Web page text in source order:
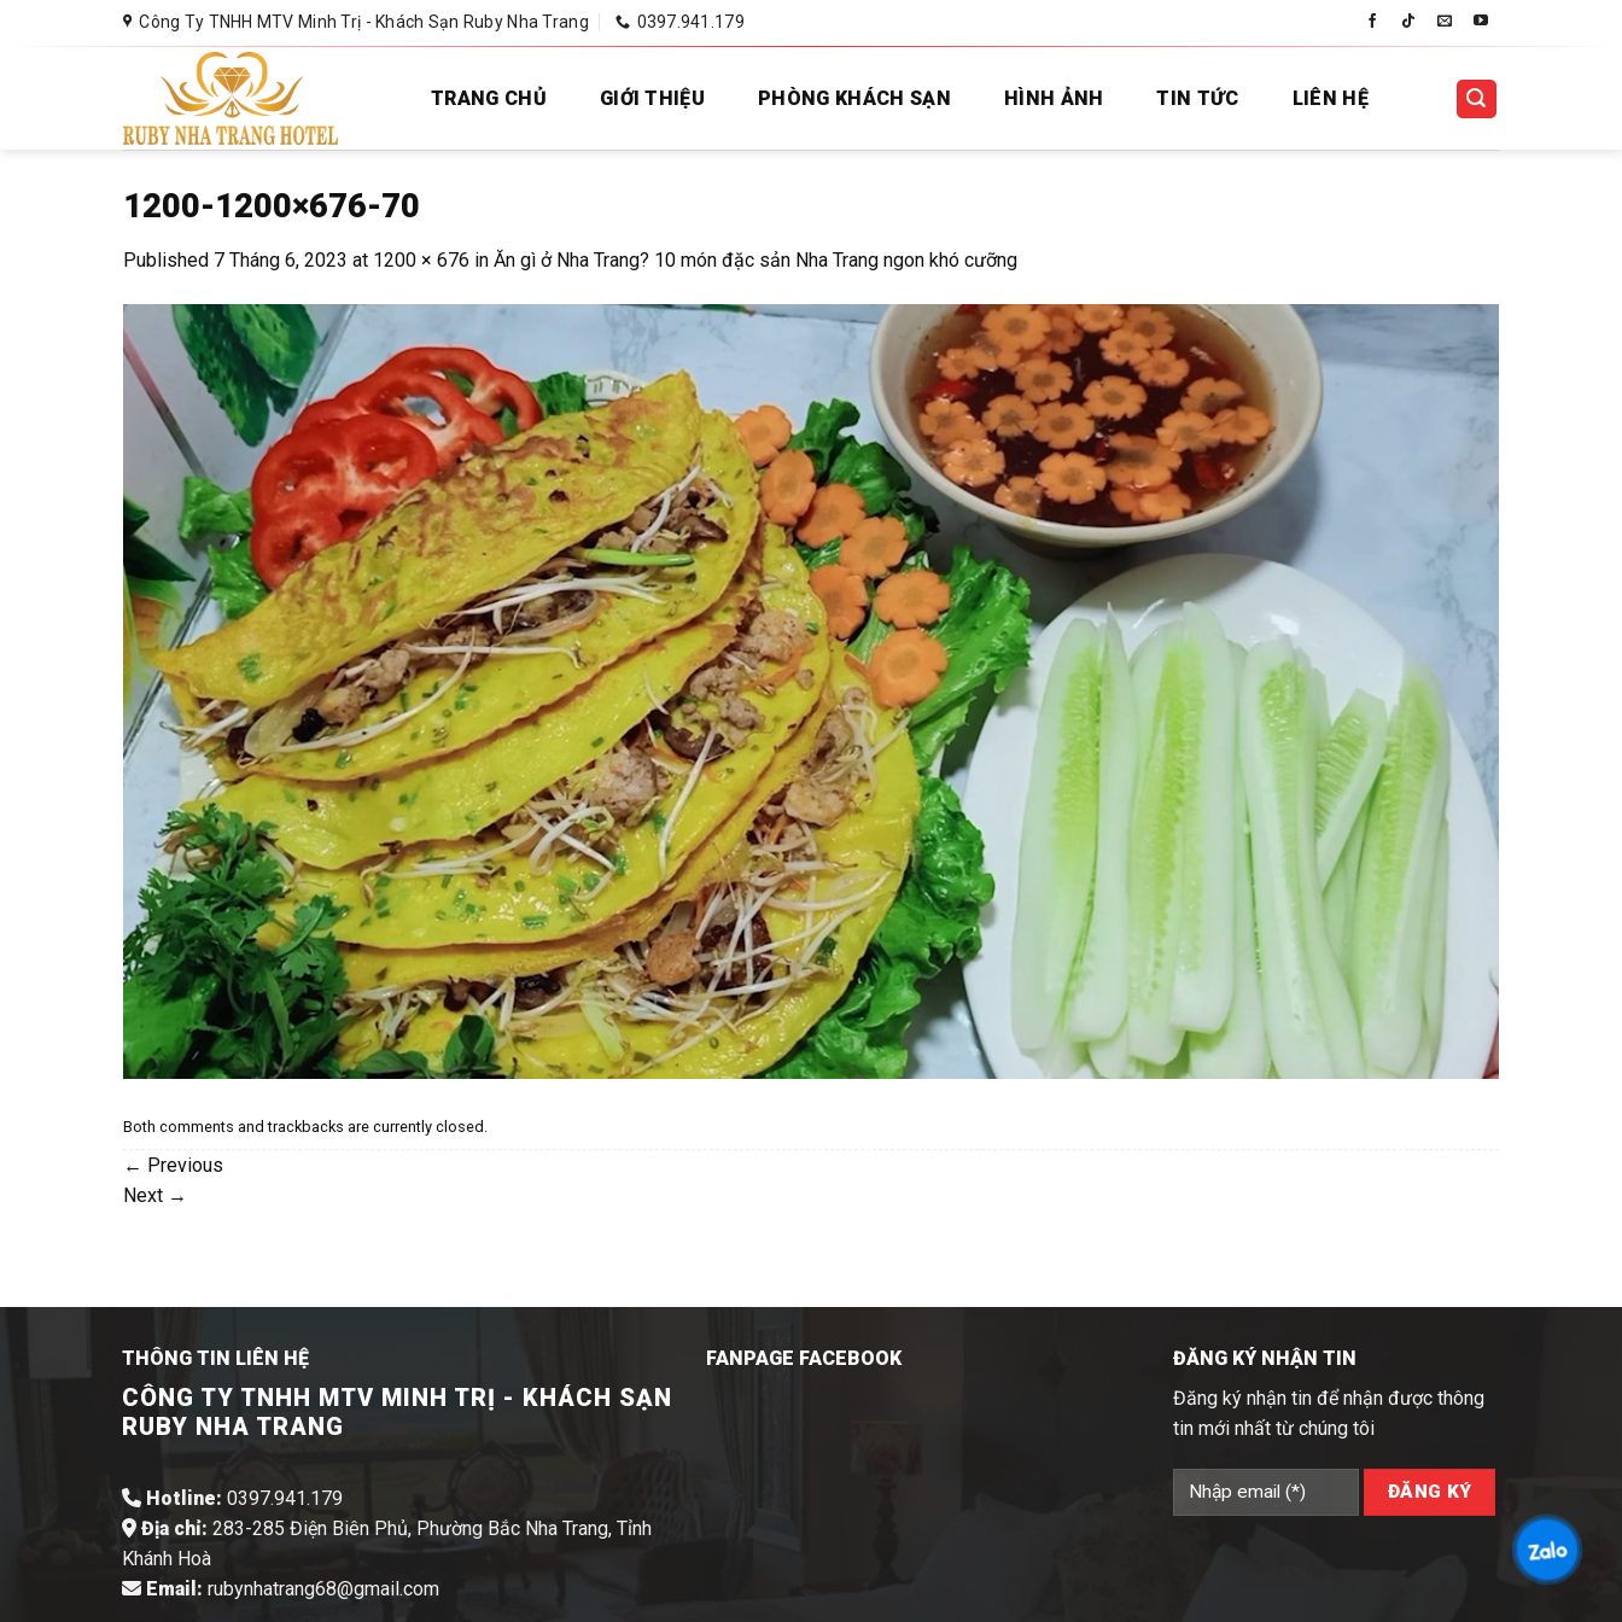
Công Ty TNHH MTV Minh Trị - Khách Sạn Ruby Nha Trang 0397.941.179
TRANG CHỦ GIỚI THIỆU PHÒNG KHÁCH SẠN HÌNH ẢNH TIN TỨC LIÊN HỆ
1200-1200×676-70
Published 7 Tháng 6, 2023 at 1200 × 676 in Ăn gì ở Nha Trang? 10 món đặc sản Nha Trang ngon khó cưỡng
Both comments and trackbacks are currently closed.
← Previous
Next →
THÔNG TIN LIÊN HỆ
CÔNG TY TNHH MTV MINH TRỊ - KHÁCH SẠN
RUBY NHA TRANG
Hotline: 0397.941.179
Địa chỉ: 283-285 Điện Biên Phủ, Phường Bắc Nha Trang, Tỉnh
Khánh Hoà
Email: rubynhatrang68@gmail.com
FANPAGE FACEBOOK
ĐĂNG KÝ NHẬN TIN
Đăng ký nhận tin để nhận được thông
tin mới nhất từ chúng tôi